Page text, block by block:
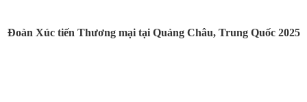
Đoàn Xúc tiến Thương mại tại Quảng Châu, Trung Quốc 2025